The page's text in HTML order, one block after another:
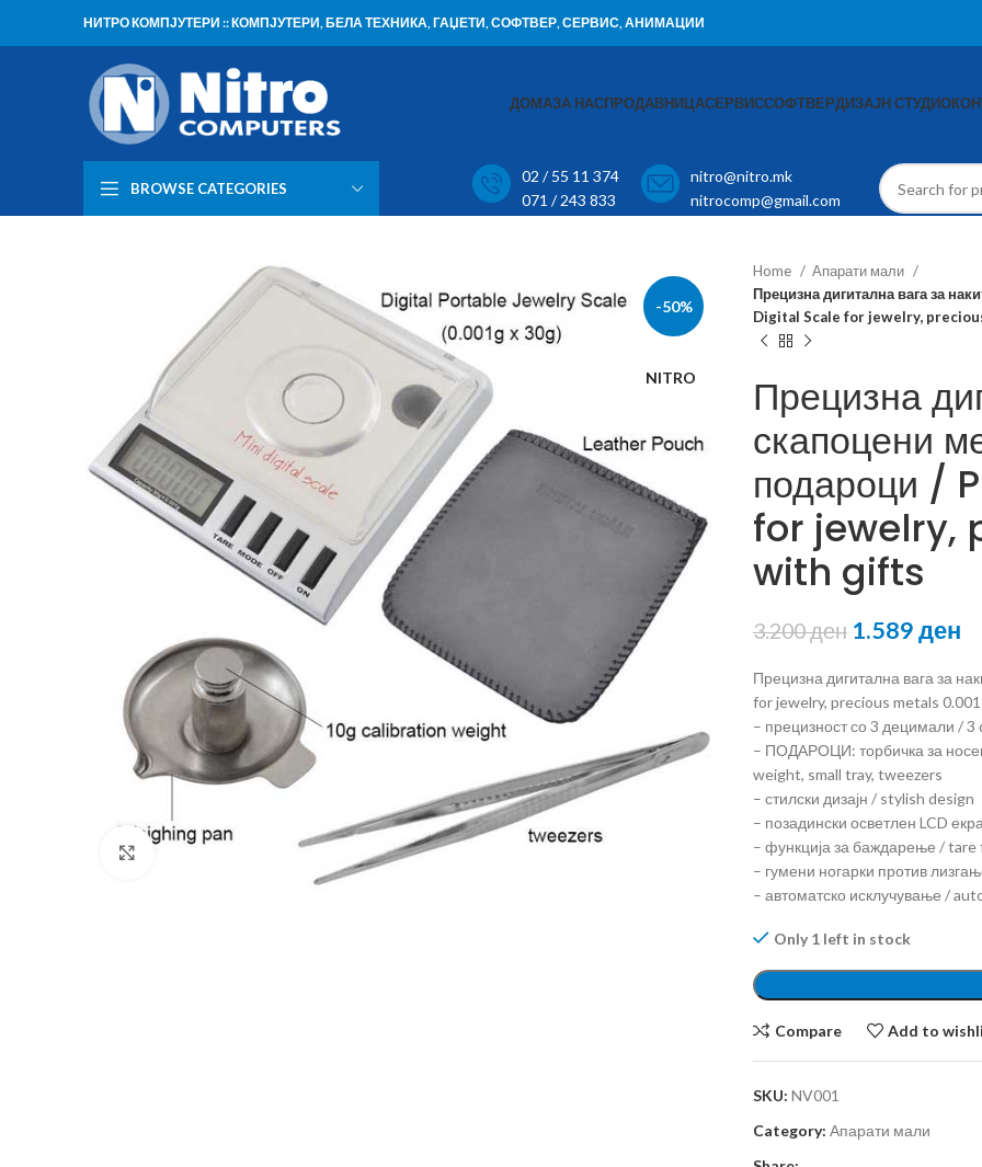
НИТРО КОМПЈУТЕРИ :: КОМПЈУТЕРИ, БЕЛА ТЕХНИКА, ГАЏЕТИ, СОФТВЕР, СЕРВИС, АНИМАЦИИ
ДОМАЗА НАСПРОДАВНИЦАСЕРВИССОФТВЕРДИЗАЈН СТУДИО
BROWSE CATEGORIES
02 / 55 11 374
071 / 243 833
nitro@nitro.mk
nitrocomp@gmail.com
-50%
NITRO
Home
Апарати мали
Прецизна дигитална вага за
Digital Scale for jewelry,
Прецизна
скапоцени
подароци /
for jewelry,
with gifts
3.200ден 1.589ден
Прецизна дигитална вага за
for jewelry, precious metals 0.001
– прецизност со 3 децимали / 3
– ПОДАРОЦИ: торбичка за
weight, small tray, tweezers
– стилски дизајн / stylish design
– позадински осветлен LCD
– функција за баждарење /
– гумени ногарки против
– автоматско исклучување /
Only 1 left in stock
Compare Add to
SKU: NV001
Category: Апарати мали